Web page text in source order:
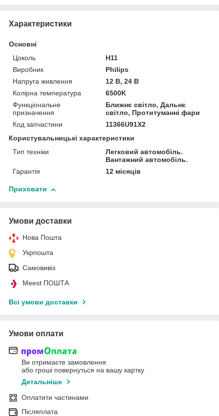
Характеристики
Основні
Цоколь
H11
Виробник
Philips
Напруга живлення
12 В, 24 В
Колірна температура
6500K
Функціональне
призначення
Ближнє світло, Дальнє
світло, Протитуманні фари
Код запчастини
11366U91X2
Користувальницькі характеристики
Тип техніки
Легковий автомобіль.
Вантажний автомобіль.
Гарантія
12 місяців
Приховати
Умови доставки
Нова Пошта
Укрпошта
Самовивіз
Meest ПОШТА
Всі умови доставки
Умови оплати
Ви отримаєте замовлення
або гроші повернуться на вашу картку
Детальніше
Оплатити частинами
Післяплата